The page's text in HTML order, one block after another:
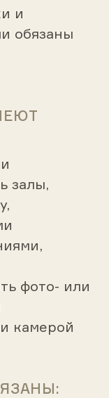
и
обязаны
залы,
фото- или
камерой